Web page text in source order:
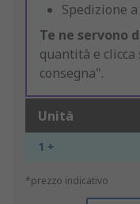
Spedizione
Te ne servono
quantità e
consegna".
Unità
1 +
*prezzo indicativo